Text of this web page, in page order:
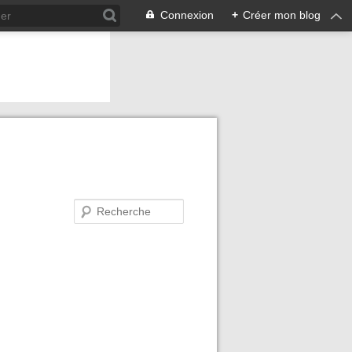
Connexion + Créer mon blog